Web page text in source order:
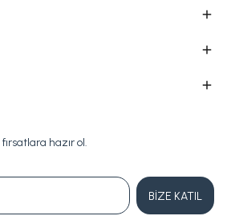
hazır ol.
BİZE KATIL